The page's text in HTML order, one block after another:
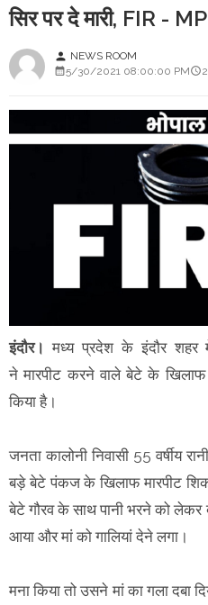
सिर पर दे मारी, FIR -
person NEWS ROOM
5/30/2021 08:00:00 PM
इंदौर। मध्य प्रदेश के इंदौर शहर
ने मारपीट करने वाले बेटे के
किया है।
जनता कालोनी निवासी 55 वर्षीय
बड़े बेटे पंकज के खिलाफ मारपीट
बेटे गौरव के साथ पानी भरने को लेकर
आया और मां को गालियां देने लगा।
मना किया तो उसने मां का गला दबा